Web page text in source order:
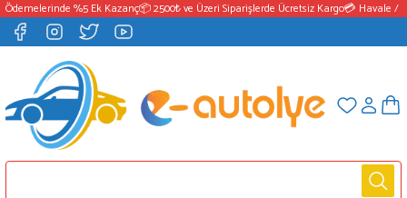
%5 Ek Kazanç📦 2500₺ ve Üzeri Siparişlerde Ücretsiz Kargo💳 Havale /